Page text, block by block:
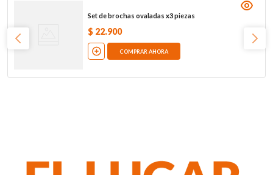
Set de brochas ovaladas x3 piezas
$ 22.900
COMPRAR AHORA